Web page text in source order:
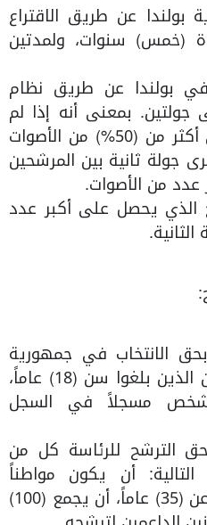
عن طريق الاقتراع
(خمس) سنوات، ولمدتين
بولندا عن طريق نظام
جولتين. بمعنى أنه إذا لم
يحصل أي مرشح على أكثر من (50%) من الأصوات
جولة ثانية بين المرشحين
عدد من الأصوات.
الذي يحصل على أكبر عدد
الانتخاب في جمهورية
بولندا جميع المواطنين الذين بلغوا سن (18) عاماً،
مسجلاً في السجل
الترشح للرئاسة كل من
أن يكون مواطناً
بولندياً، ألا تقل سنه عن (35) عاماً، أن يجمع (100)